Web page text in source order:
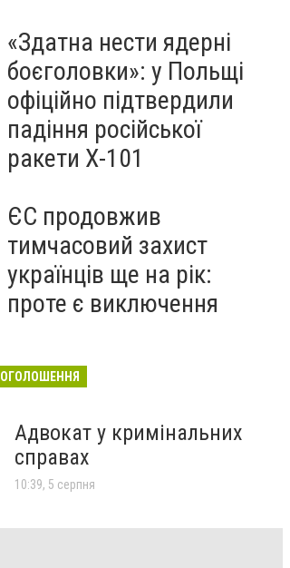
«Здатна нести ядерні
боєголовки»: у Польщі
офіційно підтвердили
падіння російської
ракети Х-101
ЄС продовжив
тимчасовий захист
українців ще на рік:
проте є виключення
ОГОЛОШЕННЯ
Адвокат у кримінальних
справах
10:39, 5 серпня